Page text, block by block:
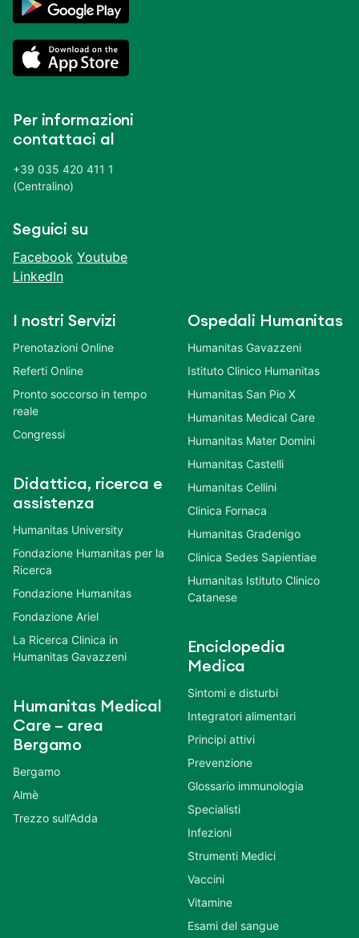
Per informazioni
contattaci al
+39 035 420 411 1
(Centralino)
Seguici su
Facebook Youtube
LinkedIn
I nostri Servizi
Prenotazioni Online
Referti Online
Pronto soccorso in tempo
reale
Congressi
Didattica, ricerca e
assistenza
Humanitas University
Fondazione Humanitas per la
Ricerca
Fondazione Humanitas
Fondazione Ariel
La Ricerca Clinica in
Humanitas Gavazzeni
Humanitas Medical
Care – area
Bergamo
Bergamo
Almè
Trezzo sull’Adda
Ospedali Humanitas
Humanitas Gavazzeni
Istituto Clinico Humanitas
Humanitas San Pio X
Humanitas Medical Care
Humanitas Mater Domini
Humanitas Castelli
Humanitas Cellini
Clinica Fornaca
Humanitas Gradenigo
Clinica Sedes Sapientiae
Humanitas Istituto Clinico
Catanese
Enciclopedia
Medica
Sintomi e disturbi
Integratori alimentari
Principi attivi
Prevenzione
Glossario immunologia
Specialisti
Infezioni
Strumenti Medici
Vaccini
Vitamine
Esami del sangue